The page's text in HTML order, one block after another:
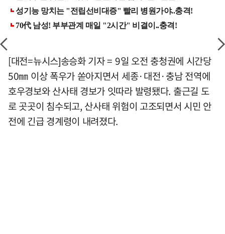
[대전=뉴시스]송승화 기자 = 9일 오전 충청권에 시간당
50㎜ 이상 폭우가 쏟아지면서 세종·대전·충남 전역에
호우경보와 산사태 경보가 잇따라 발령됐다. 출근길 도
로 곳곳이 침수되고, 산사태 위험이 고조되면서 시민 안
전에 긴급 경계령이 내려졌다.